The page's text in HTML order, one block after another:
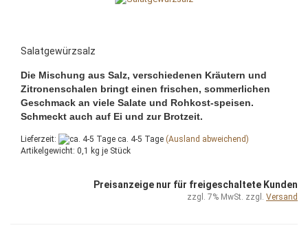
Salatgewürzsalz
Die Mischung aus Salz, verschiedenen Kräutern und
Zitronenschalen bringt einen frischen, sommerlichen
Geschmack an viele Salate und Rohkost-speisen.
Schmeckt auch auf Ei und zur Brotzeit.
Lieferzeit: ca. 4-5 Tage (Ausland abweichend)
Artikelgewicht: 0,1 kg je Stück
Preisanzeige nur für freigeschaltete Kunden
zzgl. 7% MwSt. zzgl. Versand